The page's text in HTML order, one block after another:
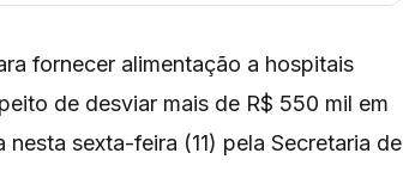
fornecer alimentação a hospitais
de desviar mais de R$ 550 mil em
sexta-feira (11) pela Secretaria de